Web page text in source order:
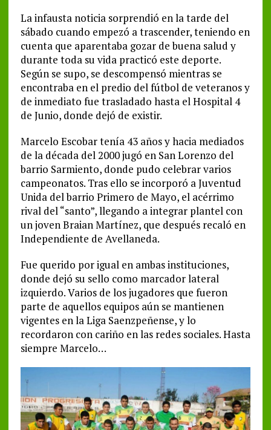
La infausta noticia sorprendió en la tarde del
sábado cuando empezó a trascender, teniendo en
cuenta que aparentaba gozar de buena salud y
durante toda su vida practicó este deporte.
Según se supo, se descompensó mientras se
encontraba en el predio del fútbol de veteranos y
de inmediato fue trasladado hasta el Hospital 4
de Junio, donde dejó de existir.
Marcelo Escobar tenía 43 años y hacia mediados
de la década del 2000 jugó en San Lorenzo del
barrio Sarmiento, donde pudo celebrar varios
campeonatos. Tras ello se incorporó a Juventud
Unida del barrio Primero de Mayo, el acérrimo
rival del “santo”, llegando a integrar plantel con
un joven Braian Martínez, que después recaló en
Independiente de Avellaneda.
Fue querido por igual en ambas instituciones,
donde dejó su sello como marcador lateral
izquierdo. Varios de los jugadores que fueron
parte de aquellos equipos aún se mantienen
vigentes en la Liga Saenzpeñense, y lo
recordaron con cariño en las redes sociales. Hasta
siempre Marcelo…